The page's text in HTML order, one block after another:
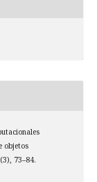
objetos
(3), 73–84.